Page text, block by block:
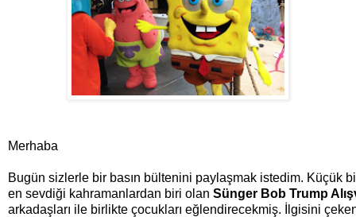
Merhaba
Bugün sizlerle bir basın bültenini paylaşmak istedim. Küçük
en sevdiği kahramanlardan biri olan Sünger Bob Trump
arkadaşları ile birlikte çocukları eğlendirecekmiş. İlgisini